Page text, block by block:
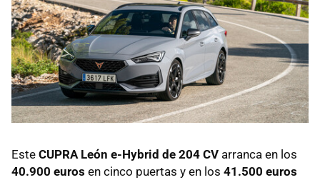
Este CUPRA León e-Hybrid de 204 CV arranca en los
40.900 euros en cinco puertas y en los 41.500 euros